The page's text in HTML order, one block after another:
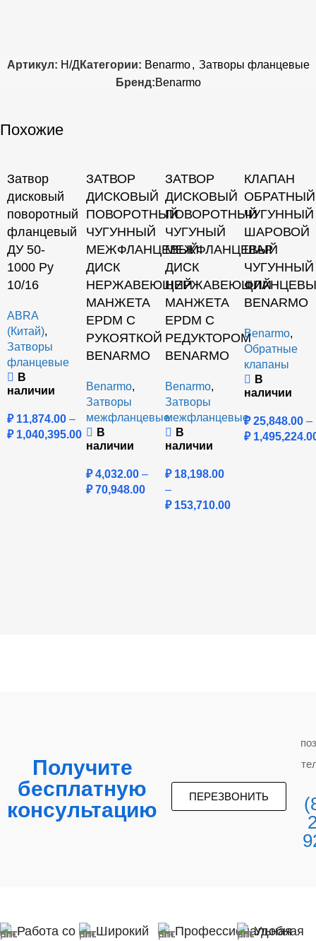
Артикул: Н/ДКатегории: Benarmo , Затворы фланцевые
Бренд:Benarmo
Похожие
Затвор
дисковый
поворотный
фланцевый
ДУ 50-
1000 Ру
10/16
ABRA
(Китай),
Затворы
фланцевые
В
наличии
₽11,874.00 –
₽1,040,395.00
ЗАТВОР
ДИСКОВЫЙ
ПОВОРОТНЫЙ
ЧУГУННЫЙ
МЕЖФЛАНЦЕВЫЙ
ДИСК
НЕРЖАВЕЮЩИЙ
МАНЖЕТА
EPDM С
РУКОЯТКОЙ
BENARMO
Benarmo,
Затворы
межфланцевые
В
наличии
₽4,032.00 –
₽70,948.00
ЗАТВОР
ДИСКОВЫЙ
ПОВОРОТНЫЙ
ЧУГУНЫЙ
МЕЖФЛАНЦЕВЫЙ
ДИСК
НЕРЖАВЕЮЩИЙ
МАНЖЕТА
EPDM С
РЕДУКТОРОМ
BENARMO
Benarmo,
Затворы
межфланцевые
В
наличии
₽18,198.00
–
₽153,710.00
КЛАПАН
ОБРАТНЫЙ
ЧУГУННЫЙ
ШАРОВОЙ
ШАР
ЧУГУННЫЙ
BENARMO
Benarmo,
Обратные
клапаны
В
наличии
₽25,848.00 –
₽
Получите
бесплатную
консультацию
ПЕРЕЗВОНИТЬ
Работа со
Широкий
Профессиональная
Удобная